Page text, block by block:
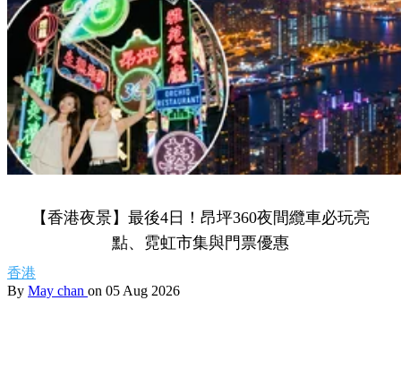
【香港夜景】最後4日！昂坪360夜間纜車必玩亮
點、霓虹市集與門票優惠
香港
By May chan on 05 Aug 2026